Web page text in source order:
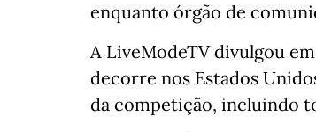
enquanto órgão de
A LiveModeTV divulgou
decorre nos Estados
da competição, incluindo